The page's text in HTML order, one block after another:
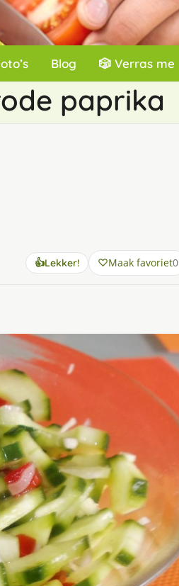
Blog 🎲 Verras me
paprika
👍Lekker! Maak favoriet0